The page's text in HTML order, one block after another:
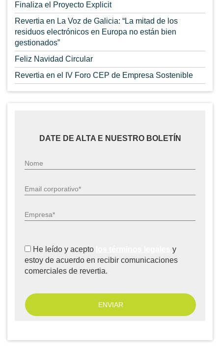
Finaliza el Proyecto Explicit
Revertia en La Voz de Galicia: “La mitad de los
residuos electrónicos en Europa no están bien
gestionados”
Feliz Navidad Circular
Revertia en el IV Foro CEP de Empresa Sostenible
DATE DE ALTA E NUESTRO BOLETÍN
Nome
Email corporativo*
Empresa*
He leído y acepto
y
estoy de acuerdo en recibir comunicaciones
comerciales de revertia.